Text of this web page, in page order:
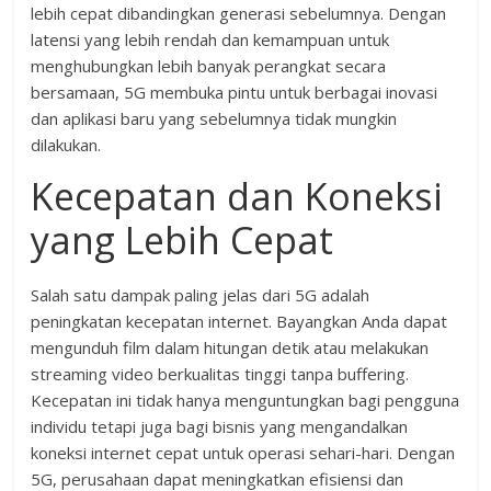
lebih cepat dibandingkan generasi sebelumnya. Dengan
latensi yang lebih rendah dan kemampuan untuk
menghubungkan lebih banyak perangkat secara
bersamaan, 5G membuka pintu untuk berbagai inovasi
dan aplikasi baru yang sebelumnya tidak mungkin
dilakukan.
Kecepatan dan Koneksi
yang Lebih Cepat
Salah satu dampak paling jelas dari 5G adalah
peningkatan kecepatan internet. Bayangkan Anda dapat
mengunduh film dalam hitungan detik atau melakukan
streaming video berkualitas tinggi tanpa buffering.
Kecepatan ini tidak hanya menguntungkan bagi pengguna
individu tetapi juga bagi bisnis yang mengandalkan
koneksi internet cepat untuk operasi sehari-hari. Dengan
5G, perusahaan dapat meningkatkan efisiensi dan